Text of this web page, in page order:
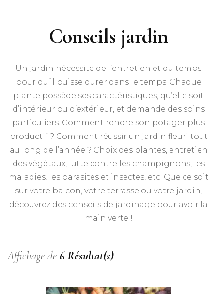
Conseils jardin
Un jardin nécessite de l’entretien et du temps
pour qu’il puisse durer dans le temps. Chaque
plante possède ses caractéristiques, qu’elle soit
d’intérieur ou d’extérieur, et demande des soins
particuliers. Comment rendre son potager plus
productif ? Comment réussir un jardin fleuri tout
au long de l’année ? Choix des plantes, entretien
des végétaux, lutte contre les champignons, les
maladies, les parasites et insectes, etc. Que ce soit
sur votre balcon, votre terrasse ou votre jardin,
découvrez des conseils de jardinage pour avoir la
main verte !
Affichage de 6 Résultat(s)